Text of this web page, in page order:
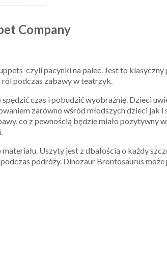
Company
czyli pacynki na palec. Jest to
podczas zabawy w teatrzyk.
czas i pobudzić wyobraźnię. Dzieci
zarówno wśród młodszych dzieci jak i
co z pewnością będzie miało pozytywny
Uszyty jest z dbałością o każdy
podróży. Dinozaur Brontosaurus